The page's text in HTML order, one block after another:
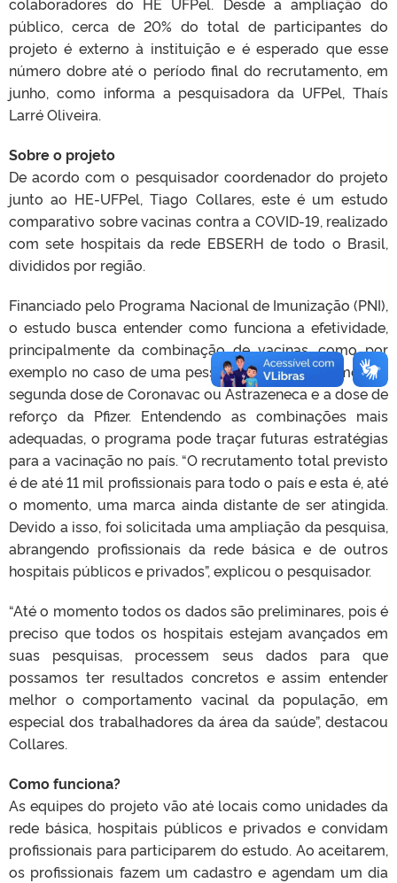
público, cerca de 20% do total de participantes do
projeto é externo à instituição e é esperado que esse
número dobre até o período final do recrutamento, em
junho, como informa a pesquisadora da UFPel, Thaís
Larré Oliveira.
Sobre o projeto
De acordo com o pesquisador coordenador do projeto
junto ao HE-UFPel, Tiago Collares, este é um estudo
comparativo sobre vacinas contra a COVID-19, realizado
com sete hospitais da rede EBSERH de todo o Brasil,
divididos por região.
Financiado pelo Programa Nacional de Imunização (PNI),
o estudo busca entender como funciona a efetividade,
principalmente da combinação de vacinas, como por
exemplo no caso de uma pessoa que toma a primeira e
segunda dose de Coronavac ou Astrazeneca e a dose de
reforço da Pfizer. Entendendo as combinações mais
adequadas, o programa pode traçar futuras estratégias
para a vacinação no país. “O recrutamento total previsto
é de até 11 mil profissionais para todo o país e esta é, até
o momento, uma marca ainda distante de ser atingida.
Devido a isso, foi solicitada uma ampliação da pesquisa,
abrangendo profissionais da rede básica e de outros
hospitais públicos e privados”, explicou o pesquisador.
“Até o momento todos os dados são preliminares, pois é
preciso que todos os hospitais estejam avançados em
suas pesquisas, processem seus dados para que
possamos ter resultados concretos e assim entender
melhor o comportamento vacinal da população, em
especial dos trabalhadores da área da saúde”, destacou
Collares.
Como funciona?
As equipes do projeto vão até locais como unidades da
rede básica, hospitais públicos e privados e convidam
profissionais para participarem do estudo. Ao aceitarem,
os profissionais fazem um cadastro e agendam um dia